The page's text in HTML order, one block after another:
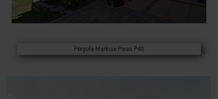
Pergola-Markise Perea P40